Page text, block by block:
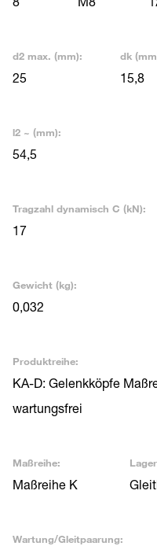
d2 max. (mm):
25
dk
15,8
l2 ~ (mm):
54,5
Tragzahl dynamisch C (kN):
17
Gewicht (kg):
0,032
Produktreihe:
KA-D: Gelenkköpfe
wartungsfrei
Maßreihe:
Maßreihe K
Wartung/Gleitpaarung: